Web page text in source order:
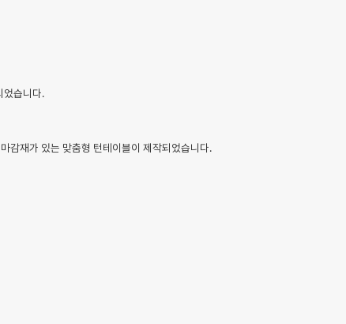
었습니다.
감재가 있는 맞춤형 턴테이블이 제작되었습니다.